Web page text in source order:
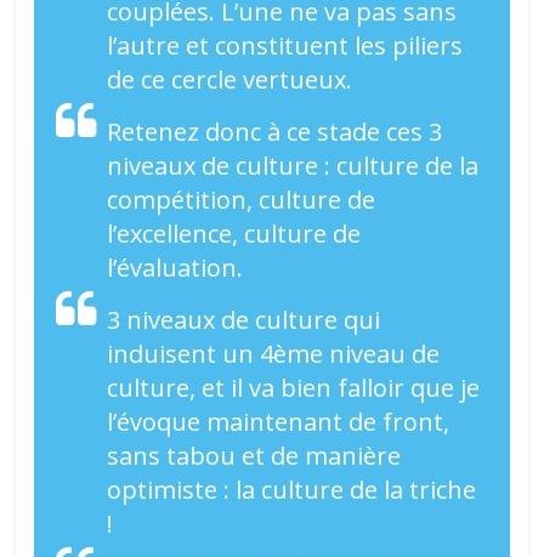
couplées. L’une ne va pas sans
l’autre et constituent les piliers
de ce cercle vertueux.
Retenez donc à ce stade ces 3
niveaux de culture : culture de la
compétition, culture de
l’excellence, culture de
l’évaluation.
3 niveaux de culture qui
induisent un 4ème niveau de
culture, et il va bien falloir que je
l’évoque maintenant de front,
sans tabou et de manière
optimiste : la culture de la triche
!